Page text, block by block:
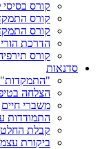
קורס
קורס
קורס
הדרכת
קורס
סדנאות
"התמקדות"-
הצלחה
משברי חיים
התמודדות
קבלת
ביקורת